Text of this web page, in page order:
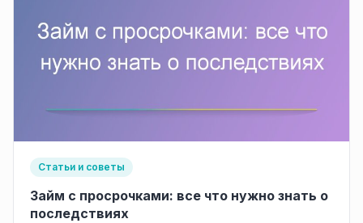
Статьи и советы
Займ с просрочками: все что нужно знать о
последствиях